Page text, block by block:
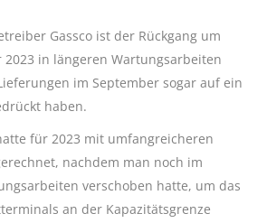
Gassco ist der Rückgang um
2023 in längeren Wartungsarbeiten
im September sogar auf ein
haben.
für 2023 mit umfangreicheren
nachdem man noch im
verschoben hatte, um das
an der Kapazitätsgrenze